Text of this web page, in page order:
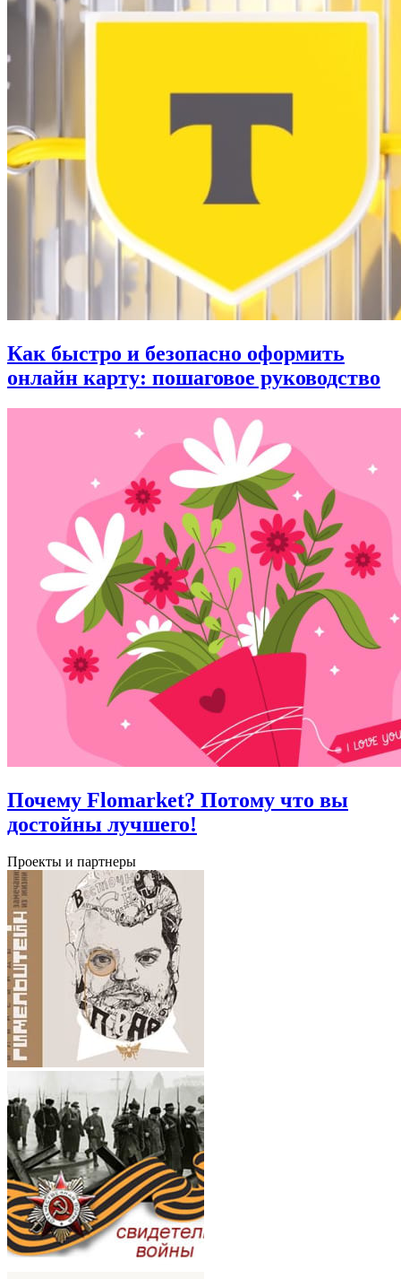
Как быстро и безопасно оформить
онлайн карту: пошаговое руководство
Почему Flomarket? Потому что вы
достойны лучшего!
Проекты и партнеры